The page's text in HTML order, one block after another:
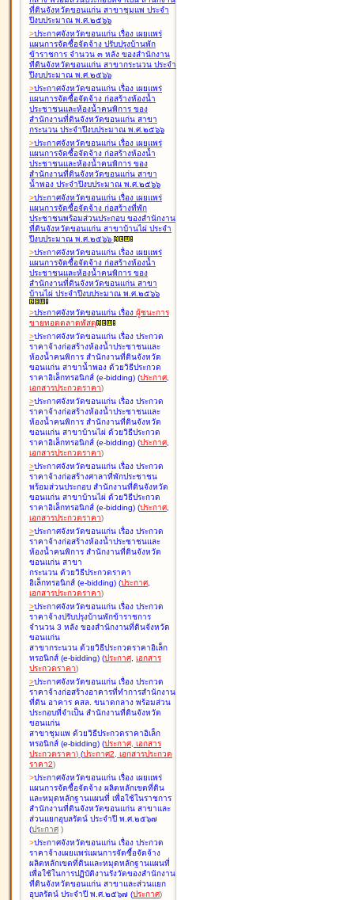
ที่ดินจังหวัดขอนแก่น สาขาชุมแพ ประจำ
ปีงบประมาณ พ.ศ.๒๕๖๖
>ประกาศจังหวัดขอนแก่น เรื่อง เผยแพร่
แผนการจัดซื้อจัดจ้าง ปรับปรุงบ้านพัก
ข้าราชการ จำนวน ๓ หลัง ของสำนักงาน
ที่ดินจังหวัดขอนแก่น สาขากระนวน ประจำ
ปีงบประมาณ พ.ศ.๒๕๖๖
>ประกาศจังหวัดขอนแก่น เรื่อง เผยแพร่
แผนการจัดซื้อจัดจ้าง ก่อสร้างห้องน้ำ
ประชาชนและห้องน้ำคนพิการ ของ
สำนักงานที่ดินจังหวัดขอนแก่น สาขา
กระนวน ประจำปีงบประมาณ พ.ศ.๒๕๖๖
>ประกาศจังหวัดขอนแก่น เรื่อง เผยแพร่
แผนการจัดซื้อจัดจ้าง ก่อสร้างห้องน้ำ
ประชาชนและห้องน้ำคนพิการ ของ
สำนักงานที่ดินจังหวัดขอนแก่น สาขา
น้ำพอง ประจำปีงบประมาณ พ.ศ.๒๕๖๖
>ประกาศจังหวัดขอนแก่น เรื่อง เผยแพร่
แผนการจัดซื้อจัดจ้าง ก่อสร้างที่พัก
ประชาชนพร้อมส่วนประกอบ ของสำนักงาน
ที่ดินจังหวัดขอนแก่น สาขาบ้านไผ่ ประจำ
ปีงบประมาณ พ.ศ.๒๕๖๖
>ประกาศจังหวัดขอนแก่น เรื่อง เผยแพร่
แผนการจัดซื้อจัดจ้าง ก่อสร้างห้องน้ำ
ประชาชนและห้องน้ำคนพิการ ของ
สำนักงานที่ดินจังหวัดขอนแก่น สาขา
บ้านไผ่ ประจำปีงบประมาณ พ.ศ.๒๕๖๖
>ประกาศจังหวัดขอนแก่น เรื่อง ผู้ชนะการ
ขายทอดตลาดพัสดุ
>ประกาศจังหวัดขอนแก่น เรื่อง ประกวด
ราคาจ้างก่อสร้างห้องน้ำประชาชนและ
ห้องน้ำคนพิการ สำนักงานที่ดินจังหวัด
ขอนแก่น สาขาน้ำพอง ด้วยวิธีประกวด
ราคาอิเล็กทรอนิกส์ (e-bidding) (ประกาศ,
เอกสารประกวดราคา)
>ประกาศจังหวัดขอนแก่น เรื่อง ประกวด
ราคาจ้างก่อสร้างห้องน้ำประชาชนและ
ห้องน้ำคนพิการ สำนักงานที่ดินจังหวัด
ขอนแก่น สาขาบ้านไผ่ ด้วยวิธีประกวด
ราคาอิเล็กทรอนิกส์ (e-bidding) (ประกาศ,
เอกสารประกวดราคา)
>ประกาศจังหวัดขอนแก่น เรื่อง ประกวด
ราคาจ้างก่อสร้างศาลาที่พักประชาชน
พร้อมส่วนประกอบ สำนักงานที่ดินจังหวัด
ขอนแก่น สาขาบ้านไผ่ ด้วยวิธีประกวด
ราคาอิเล็กทรอนิกส์ (e-bidding) (ประกาศ,
เอกสารประกวดราคา)
>ประกาศจังหวัดขอนแก่น เรื่อง ประกวด
ราคาจ้างก่อสร้างห้องน้ำประชาชนและ
ห้องน้ำคนพิการ สำนักงานที่ดินจังหวัด
ขอนแก่น สาขา
กระนวน ด้วยวิธีประกวดราคา
อิเล็กทรอนิกส์ (e-bidding) (ประกาศ,
เอกสารประกวดราคา)
>ประกาศจังหวัดขอนแก่น เรื่อง ประกวด
ราคาจ้างปรับปรุงบ้านพักข้าราชการ
จำนวน 3 หลัง ของสำนักงานที่ดินจังหวัด
ขอนแก่น
สาขากระนวน ด้วยวิธีประกวดราคาอิเล็ก
ทรอนิกส์ (e-bidding) (ประกาศ, เอกสาร
ประกวดราคา)
>ประกาศจังหวัดขอนแก่น เรื่อง ประกวด
ราคาจ้างก่อสร้างอาคารที่ทำการสำนักงาน
ที่ดิน อาคาร คสล. ขนาดกลาง พร้อมส่วน
ประกอบที่จำเป็น สำนักงานที่ดินจังหวัด
ขอนแก่น
สาขาชุมแพ ด้วยวิธีประกวดราคาอิเล็ก
ทรอนิกส์ (e-bidding) (ประกาศ, เอกสาร
ประกวดราคา) (ประกาศ2, เอกสารประกวด
ราคา2)
>ประกาศจังหวัดขอนแก่น เรื่อง เผยแพร่
แผนการจัดซื้อจัดจ้าง ผลิตหลักเขตที่ดิน
และหมุดหลักฐานแผนที่ เพื่อใช้ในราชการ
สำนักงานที่ดินจังหวัดขอนแก่น สาขาและ
ส่วนแยกอุบลรัตน์ ประจำปี พ.ศ.๒๕๖๗
(ประกาศ )
>ประกาศจังหวัดขอนแก่น เรื่อง ประกวด
ราคาจ้างเผยแพร่แผนการจัดซื้อจัดจ้าง
ผลิตหลักเขตที่ดินและหมุดหลักฐานแผนที่
เพื่อใช้ในการปฏิบัติงานรังวัดของสำนักงาน
ที่ดินจังหวัดขอนแก่น สาขาและส่วนแยก
อุบลรัตน์ ประจำปี พ.ศ.๒๕๖๗ (ประกาศ)